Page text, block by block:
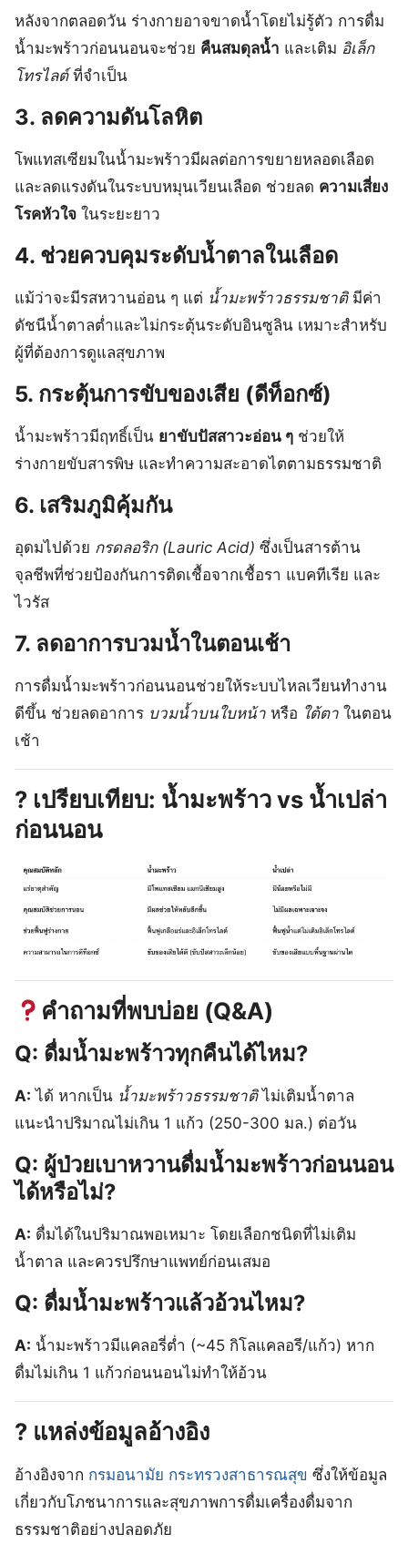
หลังจากตลอดวัน ร่างกายอาจขาดน้ำโดยไม่รู้ตัว การดื่ม
น้ำมะพร้าวก่อนนอนจะช่วย คืนสมดุลน้ำ และเติม อิเล็ก
โทรไลต์ที่จำเป็น
3. ลดความดันโลหิต
โพแทสเซียมในน้ำมะพร้าวมีผลต่อการขยายหลอดเลือด
และลดแรงดันในระบบหมุนเวียนเลือด ช่วยลด ความเสี่ยง
โรคหัวใจ ในระยะยาว
4. ช่วยควบคุมระดับน้ำตาลในเลือด
แม้ว่าจะมีรสหวานอ่อน ๆ แต่ น้ำมะพร้าวธรรมชาติมีค่า
ดัชนีน้ำตาลต่ำและไม่กระตุ้นระดับอินซูลิน เหมาะสำหรับ
ผู้ที่ต้องการดูแลสุขภาพ
5. กระตุ้นการขับของเสีย (ดีท็อกซ์)
น้ำมะพร้าวมีฤทธิ์เป็น ยาขับปัสสาวะอ่อน ๆ ช่วยให้
ร่างกายขับสารพิษ และทำความสะอาดไตตามธรรมชาติ
6. เสริมภูมิคุ้มกัน
อุดมไปด้วย กรดลอริก (Lauric Acid) ซึ่งเป็นสารต้าน
จุลชีพที่ช่วยป้องกันการติดเชื้อจากเชื้อรา แบคทีเรีย และ
ไวรัส
7. ลดอาการบวมน้ำในตอนเช้า
การดื่มน้ำมะพร้าวก่อนนอนช่วยให้ระบบไหลเวียนทำงาน
ดีขึ้น ช่วยลดอาการ บวมน้ำบนใบหน้า หรือ ใต้ตา ในตอน
เช้า
? เปรียบเทียบ: น้ำมะพร้าว vs น้ำเปล่า
ก่อนนอน
คำถามที่พบบ่อย (Q&A)
Q: ดื่มน้ำมะพร้าวทุกคืนได้ไหม?
A: ได้ หากเป็น น้ำมะพร้าวธรรมชาติไม่เติมน้ำตาล
แนะนำปริมาณไม่เกิน 1 แก้ว (250-300 มล.) ต่อวัน
Q: ผู้ป่วยเบาหวานดื่มน้ำมะพร้าวก่อนนอน
ได้หรือไม่?
A: ดื่มได้ในปริมาณพอเหมาะ โดยเลือกชนิดที่ไม่เติม
น้ำตาล และควรปรึกษาแพทย์ก่อนเสมอ
Q: ดื่มน้ำมะพร้าวแล้วอ้วนไหม?
A: น้ำมะพร้าวมีแคลอรี่ต่ำ (~45 กิโลแคลอรี/แก้ว) หาก
ดื่มไม่เกิน 1 แก้วก่อนนอนไม่ทำให้อ้วน
? แหล่งข้อมูลอ้างอิง
อ้างอิงจาก กรมอนามัย กระทรวงสาธารณสุข ซึ่งให้ข้อมูล
เกี่ยวกับโภชนาการและสุขภาพการดื่มเครื่องดื่มจาก
ธรรมชาติอย่างปลอดภัย